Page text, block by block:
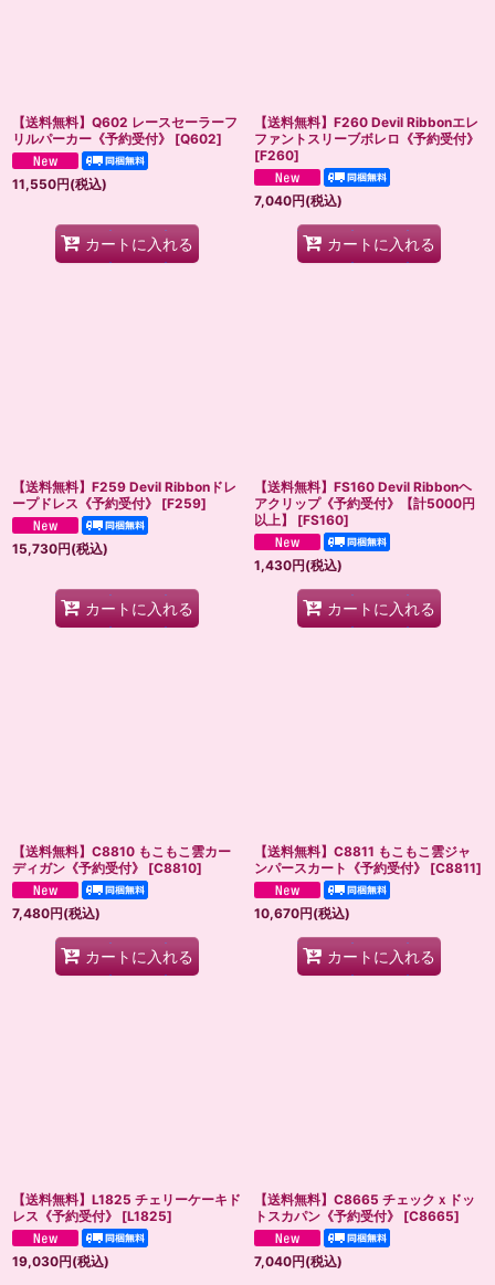
【送料無料】Q602 レースセーラーフ
リルパーカー《予約受付》
[Q602]
11,550円(税込)
カートに入れる
【送料無料】F260 Devil Ribbonエレ
ファントスリーブボレロ《予約受付》
[F260]
7,040円(税込)
カートに入れる
【送料無料】F259 Devil Ribbonドレ
ープドレス《予約受付》
[F259]
15,730円(税込)
カートに入れる
【送料無料】FS160 Devil Ribbonヘ
アクリップ《予約受付》【計5000円
以上】
[FS160]
1,430円(税込)
カートに入れる
【送料無料】C8810 もこもこ雲カー
ディガン《予約受付》
[C8810]
7,480円(税込)
カートに入れる
【送料無料】C8811 もこもこ雲ジャ
ンパースカート《予約受付》
[C8811]
10,670円(税込)
カートに入れる
【送料無料】L1825 チェリーケーキド
レス《予約受付》
[L1825]
19,030円(税込)
【送料無料】C8665 チェックｘドッ
トスカパン《予約受付》
[C8665]
7,040円(税込)